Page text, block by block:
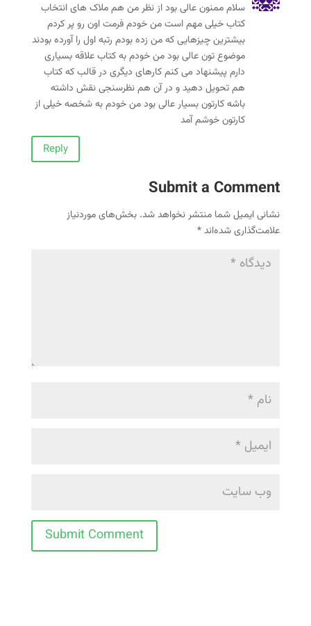
سلام ممنون عالی بود از نظر من هم ملاک های انتخاب
کتاب خیلی مهم است من خودم فرمت اون رو پر کردم
بیشترین چیزهایی که من زده بودم رتبه اول را آورده بودند
موضوع تون عالی بود من خودم به کتاب علاقه بسیاری
دارم پیشنهاد می کنم کارهای دیگری در قالب که کتاب
هم تحویل دهید و در آن هم نظرسنجی نقش داشته
باشه کارتون بسیار عالی بود من خودم به شخصه خیلی از
کارتون خوشم آمد
Reply
Submit a Comment
نشانی ایمیل شما منتشر نخواهد شد. بخش‌های موردنیاز
علامت‌گذاری شده‌اند*
Submit Comment